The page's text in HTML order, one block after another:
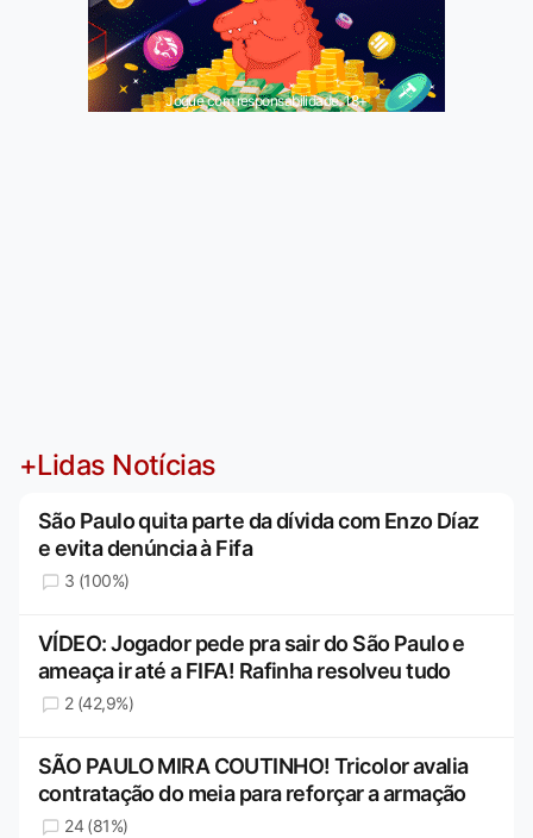
Jogue com responsabilidade. 18+
+Lidas Notícias
São Paulo quita parte da dívida com Enzo Díaz
e evita denúncia à Fifa
3 (100%)
VÍDEO: Jogador pede pra sair do São Paulo e
ameaça ir até a FIFA! Rafinha resolveu tudo
2 (42,9%)
SÃO PAULO MIRA COUTINHO! Tricolor avalia
contratação do meia para reforçar a armação
24 (81%)